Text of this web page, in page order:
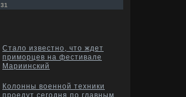
31
Стало известно, что ждет
приморцев на фестивале
Мариинский
Колонны военной техники
проедут сегодня по главным